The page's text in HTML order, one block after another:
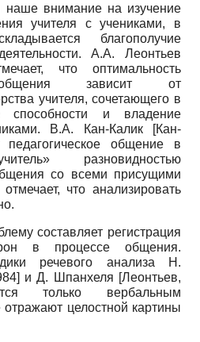
внимание на изучение
учителя с учениками, в
благополучие
А.А. Леонтьев
что оптимальность
общения зависит от
учителя, сочетающего в
способности и владение
В.А. Кан-Калик
[Кан-
педагогическое общение в
разновидностью
со всеми присущими
что анализировать
составляет регистрация
в процессе общения.
речевого анализа Н.
] и Д. Шпанхеля [Леонтьев,
только вербальным
целостной картины